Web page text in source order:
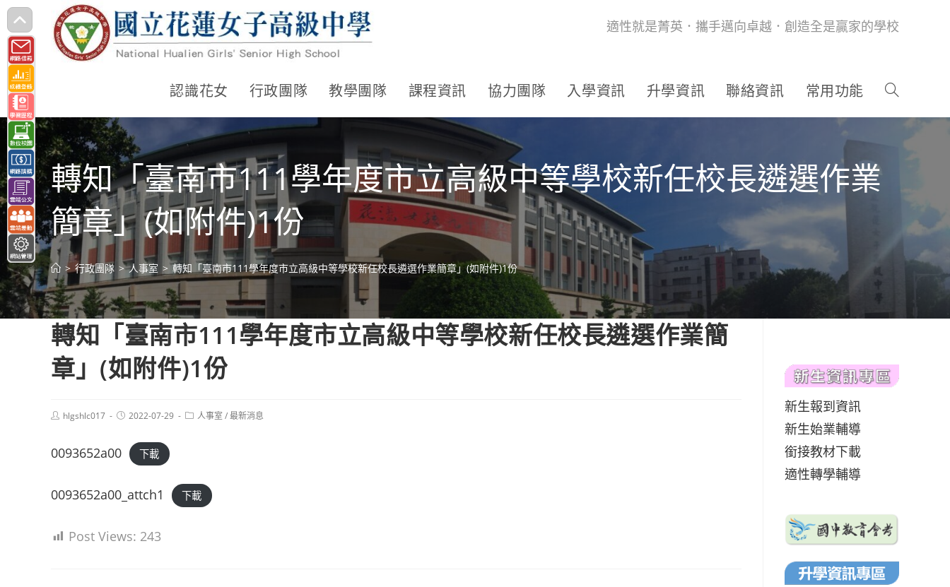
跳
轉
至
主
要
內
容
適性就是菁英．攜手邁向卓越．創造全是贏家的學校
認識花女 行政團隊 教學團隊 課程資訊 協力團隊 入學資訊 升學資訊 聯絡資訊 常用功能
轉知「臺南市111學年度市立高級中等學校新任校長遴選作業
簡章」(如附件)1份
> 行政團隊 > 人事室 > 轉知「臺南市111學年度市立高級中等學校新任校長遴選作業簡章」(如附件)1份
轉知「臺南市111學年度市立高級中等學校新任校長遴選作業簡
章」(如附件)1份
Posthlgshlc017
Post2022-07-29
Post人事室 /最新消息
0093652a00 下載
0093652a00_attch1 下載
Post Views: 243
新生報到資訊
新生始業輔導
銜接教材下載
適性轉學輔導